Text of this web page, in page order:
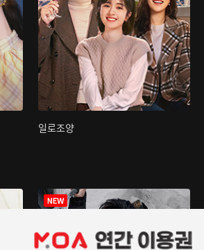
일로조양